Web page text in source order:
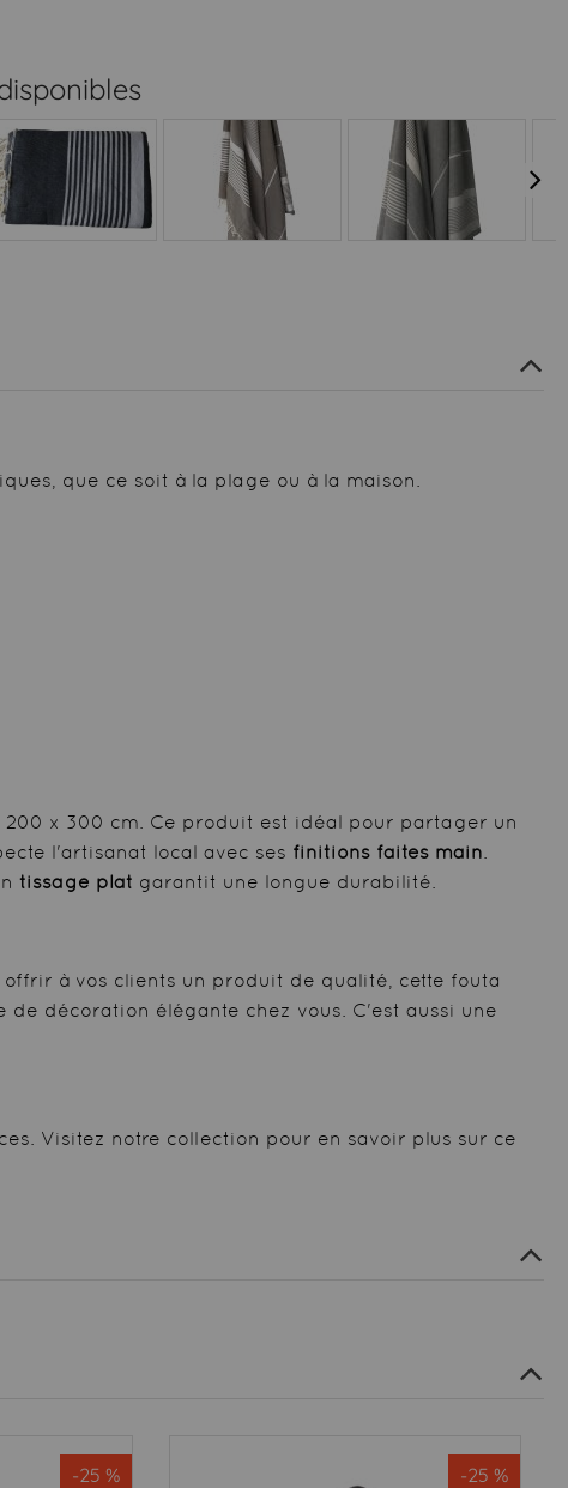
que ce soit à la plage ou à la maison.
x 300 cm. Ce produit est idéal pour partager un
l'artisanat local avec ses finitions faites main.
tissage plat garantit une longue durabilité.
à vos clients un produit de qualité, cette fouta
décoration élégante chez vous. C'est aussi une
Visitez notre collection pour en savoir plus sur ce
-25 % -25 %